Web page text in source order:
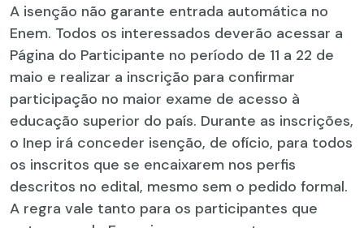
A isenção não garante entrada automática no
Enem. Todos os interessados deverão acessar a
Página do Participante no período de 11 a 22 de
maio e realizar a inscrição para confirmar
participação no maior exame de acesso à
educação superior do país. Durante as inscrições,
o Inep irá conceder isenção, de ofício, para todos
os inscritos que se encaixarem nos perfis
descritos no edital, mesmo sem o pedido formal.
A regra vale tanto para os participantes que